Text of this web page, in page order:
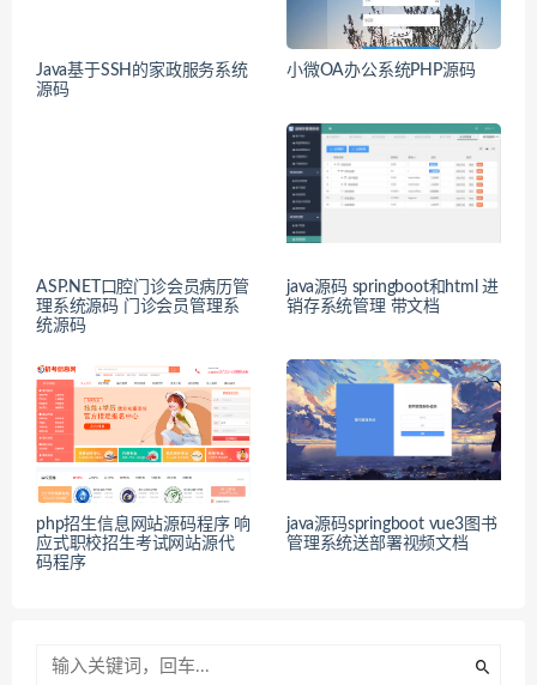
Java基于SSH的家政服务系统
源码
小微OA办公系统PHP源码
ASP.NET口腔门诊会员病历管
理系统源码 门诊会员管理系
统源码
java源码 springboot和html 进
销存系统管理 带文档
php招生信息网站源码程序 响
应式职校招生考试网站源代
码程序
java源码springboot vue3图书
管理系统送部署视频文档